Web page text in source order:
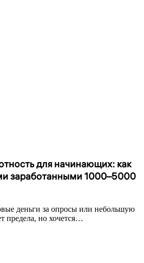
для начинающих: как
заработанными 1000–5000
деньги за опросы или небольшую
предела, но хочется…